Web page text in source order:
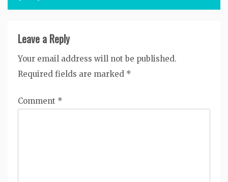
Leave a Reply
Your email address will not be published.
Required fields are marked *
Comment *